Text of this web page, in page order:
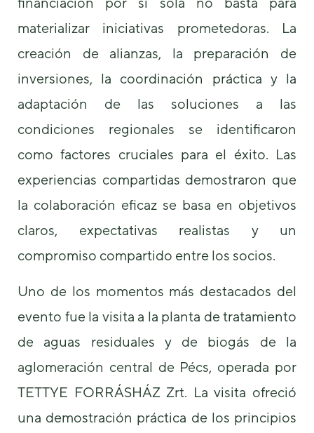
materializar iniciativas prometedoras. La
creación de alianzas, la preparación de
inversiones, la coordinación práctica y la
adaptación de las soluciones a las
condiciones regionales se identificaron
como factores cruciales para el éxito. Las
experiencias compartidas demostraron que
la colaboración eficaz se basa en objetivos
claros, expectativas realistas y un
compromiso compartido entre los socios.
Uno de los momentos más destacados del
evento fue la visita a la planta de tratamiento
de aguas residuales y de biogás de la
aglomeración central de Pécs, operada por
TETTYE FORRÁSHÁZ Zrt. La visita ofreció
una demostración práctica de los principios